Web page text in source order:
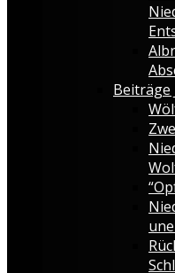
Beiträge